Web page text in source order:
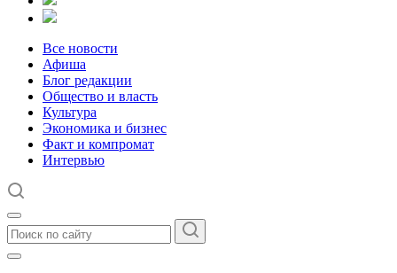
Все новости
Афиша
Блог редакции
Общество и власть
Культура
Экономика и бизнес
Факт и компромат
Интервью